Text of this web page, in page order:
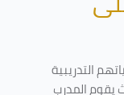
التدريبية
يقوم المدرب